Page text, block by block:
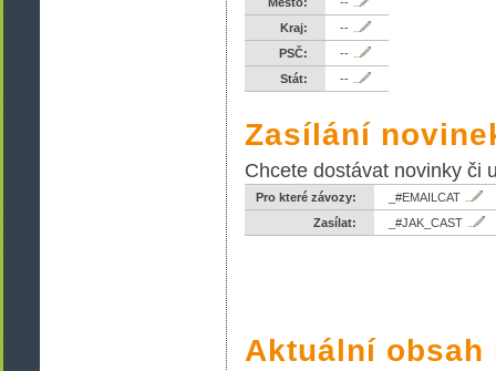
Kraj:
--
PSČ:
--
Stát:
--
Zasílání
Chcete dostávat novinky či
Pro které závozy:
_#EMAILCAT
Zasílat:
_#JAK_CAST
Aktuální obsah